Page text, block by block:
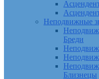
Неподвижные
Бреди
Близнецы